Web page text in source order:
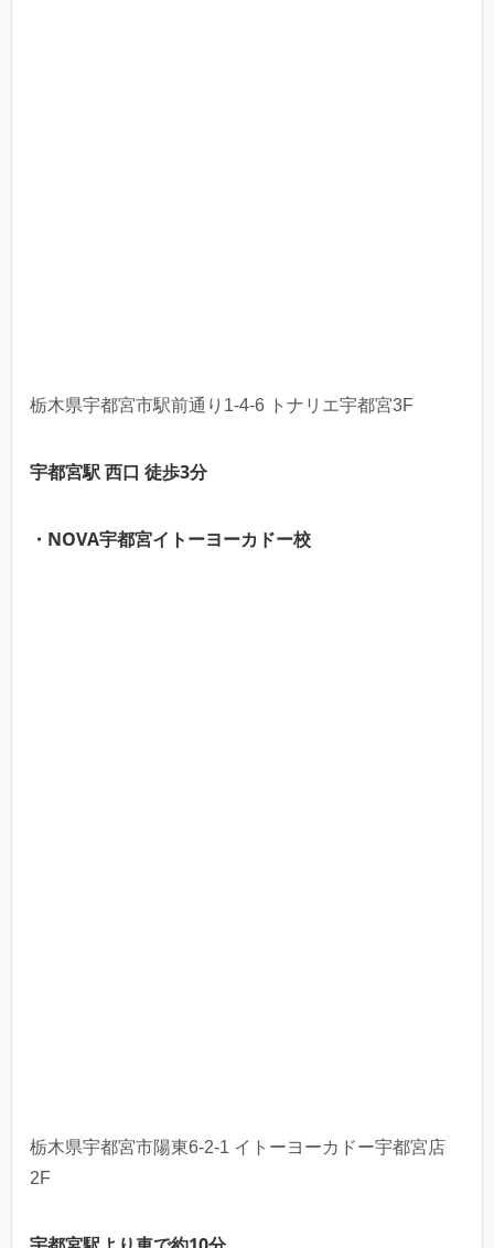
栃木県宇都宮市駅前通り1-4-6 トナリエ宇都宮3F
宇都宮駅 西口 徒歩3分
・NOVA宇都宮イトーヨーカドー校
栃木県宇都宮市陽東6-2-1 イトーヨーカドー宇都宮店
2F